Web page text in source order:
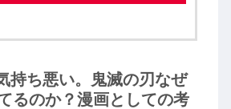
持ち悪い。鬼滅の刃なぜ
るのか？漫画としての考